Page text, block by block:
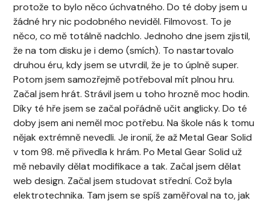
protože to bylo něco úchvatného. Do té doby jsem u
žádné hry nic podobného neviděl. Filmovost. To je
něco, co mě totálně nadchlo. Jednoho dne jsem zjistil,
že na tom disku je i demo (smích). To nastartovalo
druhou éru, kdy jsem se utvrdil, že je to úplně super.
Potom jsem samozřejmě potřeboval mít plnou hru.
Začal jsem hrát. Strávil jsem u toho hrozně moc hodin.
Díky té hře jsem se začal pořádně učit anglicky. Do té
doby jsem ani neměl moc potřebu. Na škole nás k tomu
nějak extrémně nevedli. Je ironií, že až Metal Gear Solid
v tom 98. mě přivedla k hrám. Po Metal Gear Solid už
mě nebavily dělat modifikace a tak. Začal jsem dělat
web design. Začal jsem studovat střední. Což byla
elektrotechnika. Tam jsem se spíš zaměřoval na to, jak